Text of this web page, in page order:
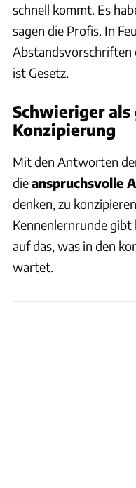
schnell kommt. Es
sagen die Profis. In
Abstandsvorschriften
ist Gesetz.
Schwieriger
Konzipierung
Mit den Antworten
dieanspruchsvolle
denken, zu
Kennenlernrunde gibt
auf das, was in den
wartet.